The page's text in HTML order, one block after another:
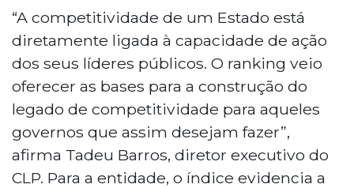
“A competitividade de um Estado está
diretamente ligada à capacidade de ação
dos seus líderes públicos. O ranking veio
oferecer as bases para a construção do
legado de competitividade para aqueles
governos que assim desejam fazer”,
afirma Tadeu Barros, diretor executivo do
CLP. Para a entidade, o índice evidencia a